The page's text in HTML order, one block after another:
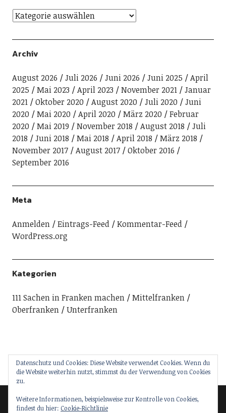
Archiv
August 2026 Juli 2026 Juni 2026 Juni 2025
April
2025
Mai 2023 April 2023 November 2021
Januar
2021
Oktober 2020 August 2020 Juli 2020
Juni
2020
Mai 2020 April 2020 März 2020
Februar
2020
Mai 2019 November 2018 August 2018
Juli
2018
Juni 2018 Mai 2018 April 2018
März 2018
November 2017
August 2017
Oktober 2016
September 2016
Meta
Anmelden Eintrags-Feed
Kommentar-Feed
WordPress.org
Kategorien
111 Sachen in Franken machen
Mittelfranken
Oberfranken
Unterfranken
Datenschutz und Cookies: Diese Website verwendet Cookies. Wenn du
die Website weiterhin nutzt, stimmst du der Verwendung von Cookies
zu.
Weitere Informationen, beispielsweise zur Kontrolle von Cookies,
findest du hier: Cookie-Richtlinie